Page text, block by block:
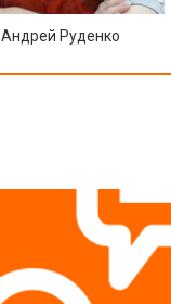
Андрей Руденко